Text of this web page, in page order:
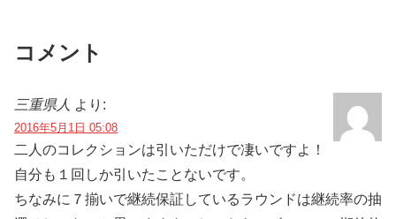
コメント
三重県人 より:
2016年5月1日 05:08
二人のコレクションは引いただけで凄いですよ！
自分も１回しか引いたことないです。
ちなみに７揃いで継続保証しているラウンドは継続率の抽